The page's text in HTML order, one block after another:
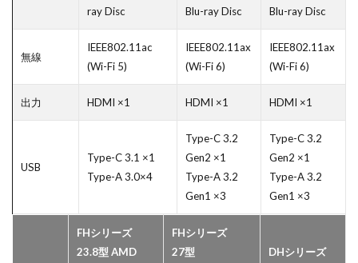
ray Disc
Blu-ray Disc
Blu-ray Disc
無線
IEEE802.11ac
(Wi-Fi 5)
IEEE802.11ax
(Wi-Fi 6)
IEEE802.11ax
(Wi-Fi 6)
出力 HDMI ×1 HDMI ×1 HDMI ×1
USB
Type-C 3.1 ×1
Type-A 3.0×4
Type-C 3.2
Gen2 ×1
Type-A 3.2
Gen1 ×3
Type-C 3.2
Gen2 ×1
Type-A 3.2
Gen1 ×3
FHシリーズ
23.8型 AMD
FHシリーズ
27型
DHシリーズ